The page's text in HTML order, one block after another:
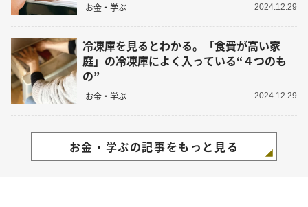
お金・学ぶ 2024.12.29
冷凍庫を見るとわかる。「食費が高い家
庭」の冷凍庫によく入っている“４つのも
の”
お金・学ぶ 2024.12.29
お金・学ぶの記事をもっと見る